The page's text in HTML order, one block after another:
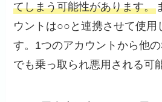
てしまう可能性があります。
ウントは○○と連携させて使用
す。1つのアカウントから他
でも乗っ取られ悪用される可